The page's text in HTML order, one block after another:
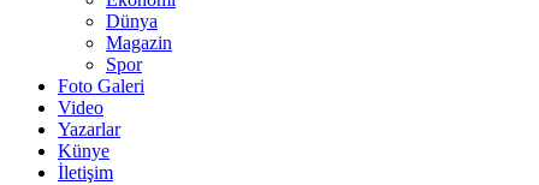
Dünya
Magazin
Spor
Foto Galeri
Video
Yazarlar
Künye
İletişim